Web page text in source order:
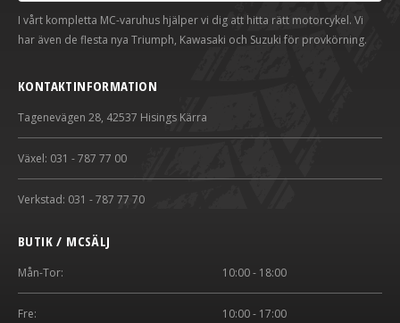
I vårt kompletta MC-varuhus hjälper vi dig att hitta rätt motorcykel. Vi
har även de flesta nya Triumph, Kawasaki och Suzuki för provkörning.
KONTAKTINFORMATION
Tagenevägen 28, 42537 Hisings Kärra
Växel: 031 - 787 77 00
Verkstad: 031 - 787 77 70
BUTIK / MCSÄLJ
Mån-Tor: 10:00 - 18:00
Fre: 10:00 - 17:00